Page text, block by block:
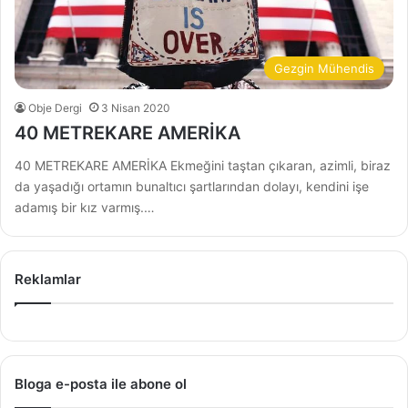
Gezgin Mühendis
Obje Dergi 3 Nisan 2020
40 METREKARE AMERİKA
40 METREKARE AMERİKA Ekmeğini taştan çıkaran, azimli, biraz
da yaşadığı ortamın bunaltıcı şartlarından dolayı, kendini işe
adamış bir kız varmış.…
Reklamlar
Bloga e-posta ile abone ol